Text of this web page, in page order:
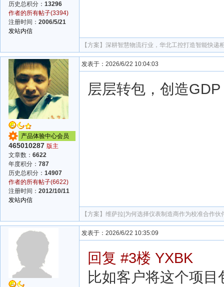
历史总积分： 13296
作者的所有帖子(3394)
注册时间： 2006/5/21
发站内信
【方案】 深耕智慧物流行业，华北工控打造智能快递
产品体验中心会员
465010287 版主
文章数： 6622
年度积分： 787
历史总积分： 14907
作者的所有帖子(6622)
注册时间： 2012/10/11
发站内信
发表于：2026/6/22 10:04:03
层层转包，创造GDP
【方案】 维萨拉|为何选择仪表制造商作为校准合作伙
发表于：2026/6/22 10:35:09
回复 #3楼 YXBK
比如客户将这个项